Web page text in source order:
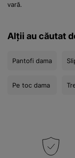
vară.
Alții au căutat
Pantofi dama
Pe toc dama